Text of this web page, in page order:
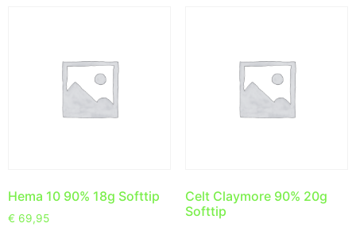
Hema 10 90% 18g Softtip
€ 69,95
Celt Claymore 90% 20g
Softtip